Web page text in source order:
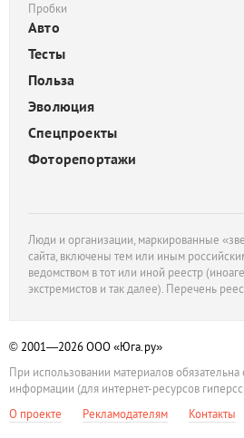
Пробки
Авто
Тесты
Польза
Эволюция
Спецпроекты
Фоторепортажи
Люди и организации, маркированные
сайта, включены тем или иным
ведомством в тот или иной реестр
экстремистов и так далее). Перечень
© 2001—2026ООО «Юга.ру»
При использовании материалов обязательна
информации (для интернет-ресурсов
О проекте
Рекламодателям Контакты